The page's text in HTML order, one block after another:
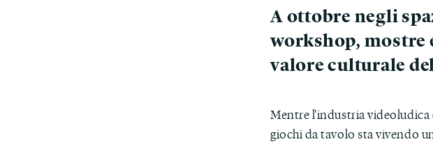
A ottobre negli
workshop,
valore culturale
Mentre l'industria videoludica
giochi da tavolo sta vivendo